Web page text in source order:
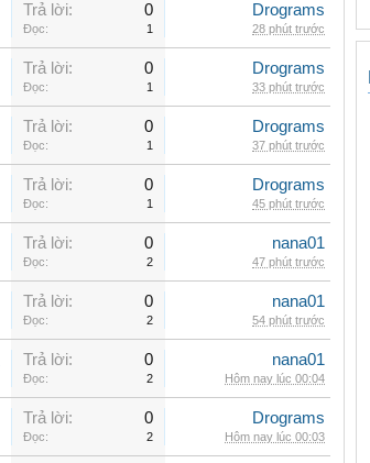
Trả lời: 0
Đọc: 1
Drograms
28 phút trước
Trả lời: 0
Đọc: 1
Drograms
33 phút trước
Trả lời: 0
Đọc: 1
Drograms
37 phút trước
Trả lời: 0
Đọc: 1
Drograms
45 phút trước
Trả lời: 0
Đọc: 2
nana01
47 phút trước
Trả lời: 0
Đọc: 2
nana01
54 phút trước
Trả lời: 0
Đọc: 2
nana01
Hôm nay lúc 00:04
Trả lời: 0
Đọc: 2
Drograms
Hôm nay lúc 00:03